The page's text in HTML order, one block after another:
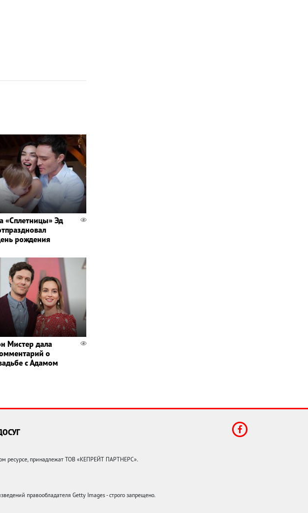
«Сплетницы» Эд
рождения
Мистер дала
о
с Адамом
ресурсе, принадлежат ТОВ «КЕПРЕЙТ ПАРТНЕРС».
правообладателя Getty Images - строго запрещено.